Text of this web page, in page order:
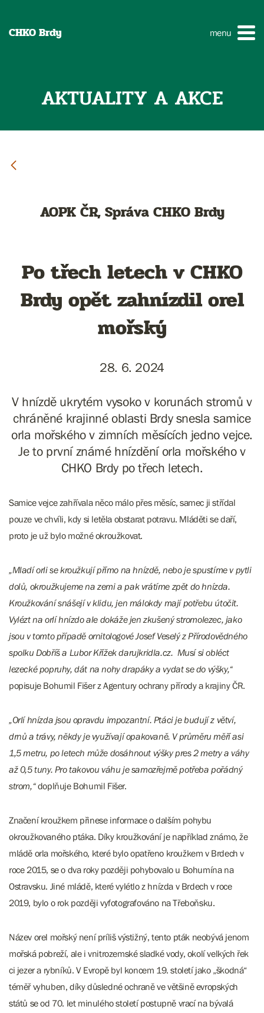
CHKO Brdy menu
AKTUALITY A AKCE
AOPK ČR, Správa CHKO Brdy
Po třech letech v CHKO
Brdy opět zahnízdil orel
mořský
28. 6. 2024
V hnízdě ukrytém vysoko v korunách stromů v
chráněné krajinné oblasti Brdy snesla samice
orla mořského v zimních měsících jedno vejce.
Je to první známé hnízdění orla mořského v
CHKO Brdy po třech letech.
Samice vejce zahřívala něco málo přes měsíc, samec ji střídal
pouze ve chvíli, kdy si letěla obstarat potravu. Mláděti se daří,
proto je už bylo možné okroužkovat.
„Mladí orli se kroužkují přímo na hnízdě, nebo je spustíme v pytli
dolů, okroužkujeme na zemi a pak vrátíme zpět do hnízda.
Kroužkování snášejí v klidu, jen málokdy mají potřebu útočit.
Vylézt na orlí hnízdo ale dokáže jen zkušený stromolezec, jako
jsou v tomto případě ornitologové Josef Veselý z Přírodovědného
spolku Dobříš a Lubor Křížek darujkridla.cz. Musí si obléct
lezecké popruhy, dát na nohy drapáky a vydat se do výšky,“
popisuje Bohumil Fišer z Agentury ochrany přírody a krajiny ČR.
„Orlí hnízda jsou opravdu impozantní. Ptáci je budují z větví,
drnů a trávy, někdy je využívají opakovaně. V průměru měří asi
1,5 metru, po letech může dosáhnout výšky pres 2 metry a váhy
až 0,5 tuny. Pro takovou váhu je samozřejmě potřeba pořádný
strom,“doplňuje Bohumil Fišer.
Značení kroužkem přinese informace o dalším pohybu
okroužkovaného ptáka. Díky kroužkování je například známo, že
mládě orla mořského, které bylo opatřeno kroužkem v Brdech v
roce 2015, se o dva roky později pohybovalo u Bohumína na
Ostravsku. Jiné mládě, které vylétlo z hnízda v Brdech v roce
2019, bylo o rok později vyfotografováno na Třeboňsku.
Název orel mořský není príliš výstižný, tento pták neobývá jenom
mořská pobreží, ale i vnitrozemské sladké vody, okolí velkých řek
ci jezer a rybníků. V Evropě byl koncem 19. století jako „škodná“
téměř vyhuben, díky důsledné ochraně ve většině evropských
států se od 70. let minulého století postupně vrací na bývalá